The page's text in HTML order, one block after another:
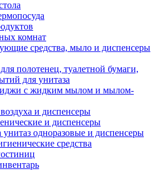
комнат
средства, мыло и диспенсеры
полотенец, туалетной бумаги,
для унитаза
с жидким мылом и мылом-
и диспенсеры
и диспенсеры
одноразовые и диспенсеры
средства